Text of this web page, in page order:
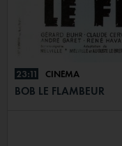
23:11 CINÉMA
BOB LE FLAMBEUR